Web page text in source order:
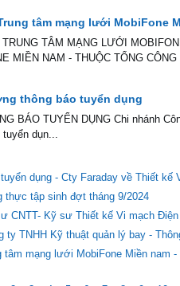
tâm mạng lưới MobiFone
TÂM MẠNG LƯỚI
MIỀN NAM - THUỘC TỔNG CÔNG
thông báo tuyển dụng
BÁO TUYỂN DỤNG Chi nhánh
dụn...
dụng - Cty Faraday về Thiết kế
thực tập sinh đợt tháng 9/2024
CNTT- Kỹ sư Thiết kế Vi mạch
ty TNHH Kỹ thuật quản lý bay -
mạng lưới MobiFone Miền nam -